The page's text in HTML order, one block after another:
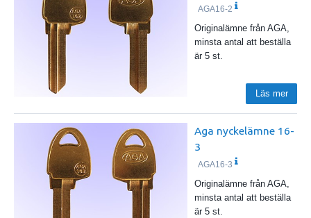
AGA16-2
Originalämne från AGA,
minsta antal att beställa
är 5 st.
Läs mer
Aga nyckelämne 16-
3
AGA16-3
Originalämne från AGA,
minsta antal att beställa
är 5 st.